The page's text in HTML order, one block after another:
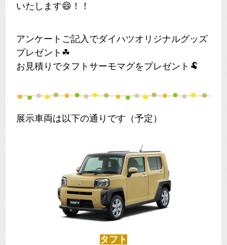
いたします😄！！
アンケートご記入でダイハツオリジナルグッズ
プレゼント ☘
お見積りでタフトサーモマグをプレゼント 🐏
展示車両は以下の通りです（予定）
タフト